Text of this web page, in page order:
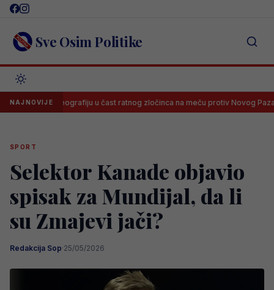
Skip
content Sve Osim Politike
NAJNOVIJE
koreografiju u čast ratnog zločinca na meču protiv Novog Pazara
SPORT
Selektor Kanade objavio
spisak za Mundijal, da li
su Zmajevi jači?
Redakcija Sop·25/05/2026